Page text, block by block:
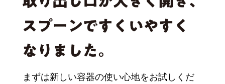
まずは新しい容器の使い心地をお試しくだ